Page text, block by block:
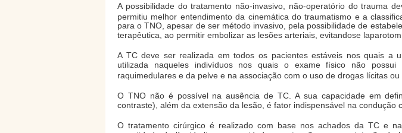
A possibilidade do tratamento não-invasivo, não-operatório do trauma
permitiu melhor entendimento da cinemática do traumatismo e a
para o TNO, apesar de ser método invasivo, pela possibilidade de
terapêutica, ao permitir embolizar as lesões arteriais, evitandose
A TC deve ser realizada em todos os pacientes estáveis nos quais a
utilizada naqueles indivíduos nos quais o exame físico não possui
raquimedulares e da pelve e na associação com o uso de drogas lícitas
O TNO não é possível na ausência de TC. A sua capacidade em
contraste), além da extensão da lesão, é fator indispensável na
O tratamento cirúrgico é realizado com base nos achados da TC e